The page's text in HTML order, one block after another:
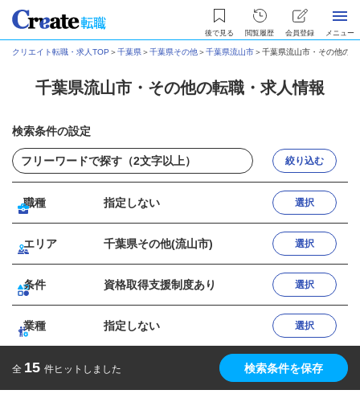
後で見る 閲覧履歴 会員登録 メニュー
クリエイト転職・求人TOP ＞千葉県＞千葉県その他＞千葉県流山市＞千葉県流山市・その他の
千葉県流山市・その他の転職・求人情報
検索条件の設定
絞り込む
職種 指定しない 選択
エリア 千葉県その他(流山市) 選択
条件 資格取得支援制度あり 選択
業種 指定しない 選択
全 15 件ヒットしました 検索条件を保存